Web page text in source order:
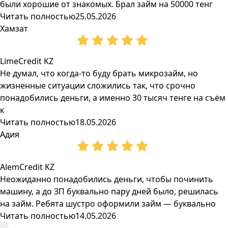
были хорошие от знакомых. Брал займ на 50000 тенг
Читать полностью25.05.2026
Хамзат
LimeCredit KZ
Не думал, что когда-то буду брать микрозайм, но
жизненные ситуации сложились так, что срочно
понадобились деньги, а именно 30 тысяч тенге на съём
к
Читать полностью18.05.2026
Адия
AlemCredit KZ
Неожиданно понадобились деньги, чтобы починить
машину, а до ЗП буквально пару дней было, решилась
на займ. Ребята шустро оформили займ — буквально
Читать полностью14.05.2026